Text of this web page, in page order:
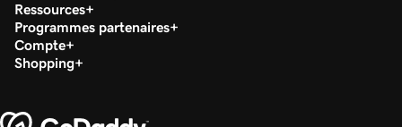
Ressources
Programmes partenaires
Compte
Shopping